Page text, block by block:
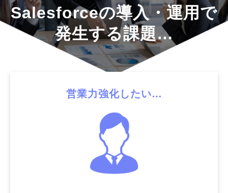
Salesforceの導入・運用で
発生する課題…
営業力強化したい…